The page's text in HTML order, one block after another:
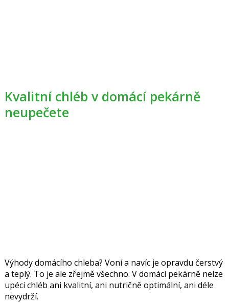
Kvalitní chléb v domácí pekárně
neupečete
Výhody domácího chleba? Voní a navíc je opravdu čerstvý
a teplý. To je ale zřejmě všechno. V domácí pekárně nelze
upéci chléb ani kvalitní, ani nutričně optimální, ani déle
nevydrží.